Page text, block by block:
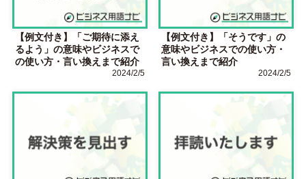
【例文付き】「ご期待に添え
るよう」の意味やビジネスで
の使い方・言い換えまで紹介
2024/2/5
【例文付き】「そうです」の
意味やビジネスでの使い方・
言い換えまで紹介
2024/2/5